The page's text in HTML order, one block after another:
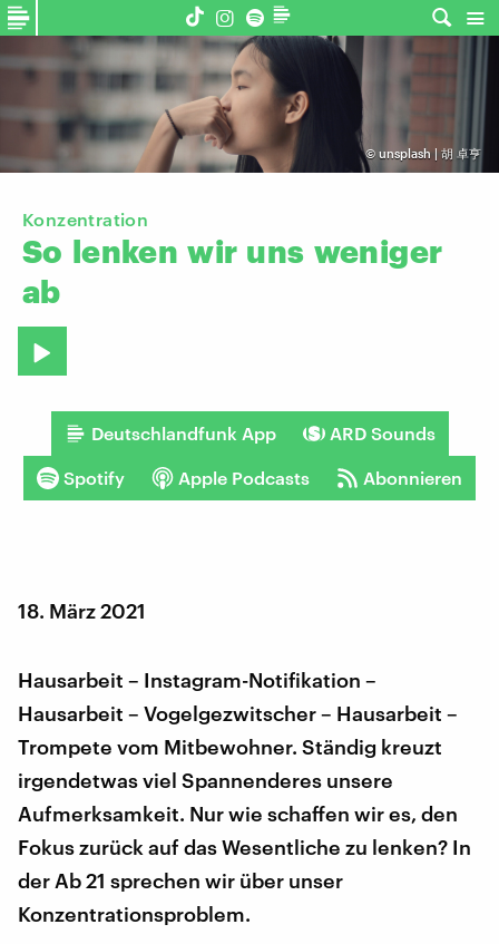
© unsplash | 胡 卓亨
Konzentration
So lenken wir uns weniger
ab
Deutschlandfunk App ARD Sounds
Spotify Apple Podcasts Abonnieren
18. März 2021
Hausarbeit – Instagram-Notifikation –
Hausarbeit – Vogelgezwitscher – Hausarbeit –
Trompete vom Mitbewohner. Ständig kreuzt
irgendetwas viel Spannenderes unsere
Aufmerksamkeit. Nur wie schaffen wir es, den
Fokus zurück auf das Wesentliche zu lenken? In
der Ab 21 sprechen wir über unser
Konzentrationsproblem.